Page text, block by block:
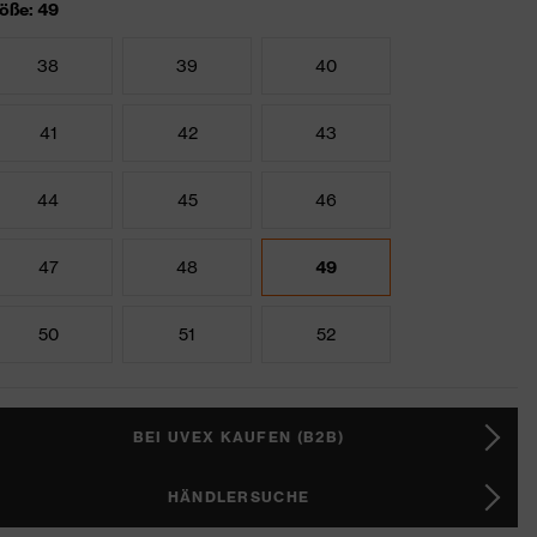
49
38 39 40
41 42 43
44 45 46
47 48 49
50 51 52
BEI UVEX KAUFEN (B2B)
HÄNDLERSUCHE